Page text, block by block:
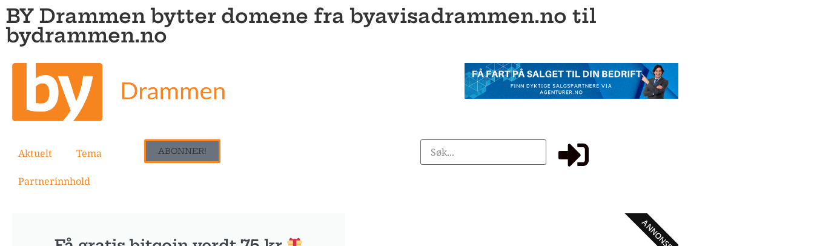
BY Drammen bytter domene fra byavisadrammen.no til
bydrammen.no
Aktuelt Tema
Partnerinnhold
ABONNER!
ANNONSE